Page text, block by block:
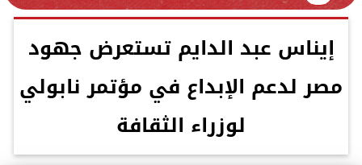
إيناس عبد الدايم تستعرض جهود
مصر لدعم الإبداع في مؤتمر نابولي
لوزراء الثقافة